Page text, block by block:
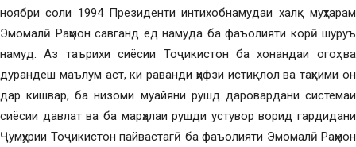
ноябри соли 1994 Президенти интихобнамудаи халқ муҳтарам
Эмомалӣ Раҳмон савганд ёд намуда ба фаъолияти корӣ шуруъ
намуд. Аз таърихи сиёсии Тоҷикистон ба хонандаи огоҳ ва
дурандеш маълум аст, ки раванди ҳифзи истиқлол ва таҳкими он
дар кишвар, ба низоми муайяни рушд даровардани системаи
сиёсии давлат ва ба марҳалаи рушди устувор ворид гардидани
Ҷумҳурии Тоҷикистон пайвастагӣ ба фаъолияти Эмомалӣ Раҳмон